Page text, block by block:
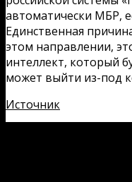
автоматически МБР,
Единственная
этом направлении,
интеллект, который
может выйти из-под
Источник